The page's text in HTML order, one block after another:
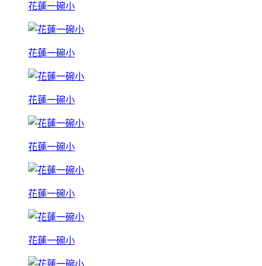
花蓮一碗小
花蓮一碗小
花蓮一碗小
花蓮一碗小
花蓮一碗小
花蓮一碗小